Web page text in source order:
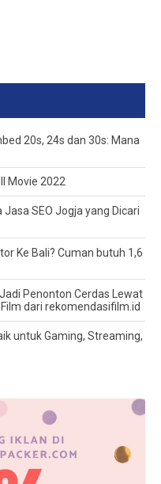
20s, 24s dan 30s: Mana
Movie 2022
Jasa SEO Jogja yang Dicari
Ke Bali? Cuman butuh 1,6
Penonton Cerdas Lewat
dari rekomendasifilm.id
untuk Gaming, Streaming,